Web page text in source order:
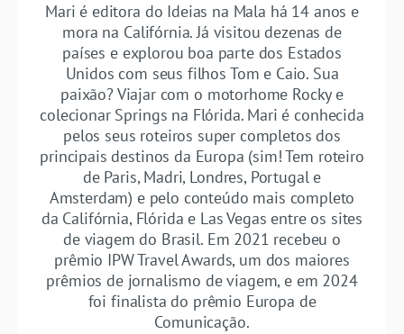
Mari é editora do Ideias na Mala há 14 anos e
mora na Califórnia. Já visitou dezenas de
países e explorou boa parte dos Estados
Unidos com seus filhos Tom e Caio. Sua
paixão? Viajar com o motorhome Rocky e
colecionar Springs na Flórida. Mari é conhecida
pelos seus roteiros super completos dos
principais destinos da Europa (sim! Tem roteiro
de Paris, Madri, Londres, Portugal e
Amsterdam) e pelo conteúdo mais completo
da Califórnia, Flórida e Las Vegas entre os sites
de viagem do Brasil. Em 2021 recebeu o
prêmio IPW Travel Awards, um dos maiores
prêmios de jornalismo de viagem, e em 2024
foi finalista do prêmio Europa de
Comunicação.